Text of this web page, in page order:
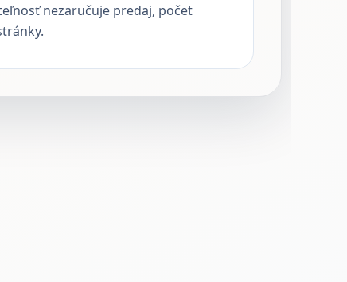
nezaručuje predaj, počet